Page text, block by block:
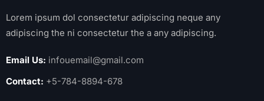
Lorem ipsum dol consectetur adipiscing neque any
adipiscing the ni consectetur the a any adipiscing.
Email Us: infouemail@gmail.com
Contact: +5-784-8894-678